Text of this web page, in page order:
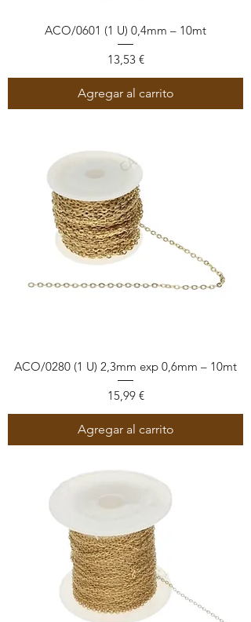
ACO/0601 (1 U) 0,4mm – 10mt
Precio
13,53 €
Agregar al carrito
ACO/0280 (1 U) 2,3mm exp 0,6mm – 10mt
Precio
15,99 €
Agregar al carrito